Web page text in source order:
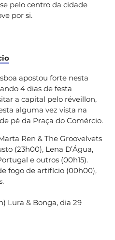
pelo centro da cidade
por si.
apostou forte nesta
4 dias de festa
a capital pelo réveillon,
alguma vez vista na
pé da Praça do Comércio.
Ren & The Groovelvets
(23h00), Lena D’Água,
e outros (00h15).
fogo de artifício (00h00),
Lura & Bonga, dia 29